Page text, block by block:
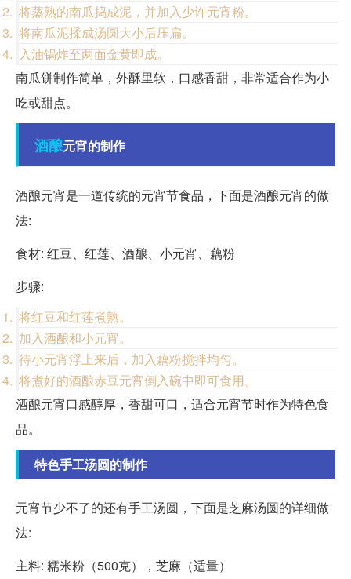
将蒸熟的南瓜捣成泥，并加入少许元宵粉。
将南瓜泥揉成汤圆大小后压扁。
入油锅炸至两面金黄即成。
南瓜饼制作简单，外酥里软，口感香甜，非常适合作为小
吃或甜点。
酒酿元宵的制作
酒酿元宵是一道传统的元宵节食品，下面是酒酿元宵的做
法:
食材: 红豆、红莲、酒酿、小元宵、藕粉
步骤:
将红豆和红莲煮熟。
加入酒酿和小元宵。
待小元宵浮上来后，加入藕粉搅拌均匀。
将煮好的酒酿赤豆元宵倒入碗中即可食用。
酒酿元宵口感醇厚，香甜可口，适合元宵节时作为特色食
品。
特色手工汤圆的制作
元宵节少不了的还有手工汤圆，下面是芝麻汤圆的详细做
法:
主料: 糯米粉（500克），芝麻（适量）